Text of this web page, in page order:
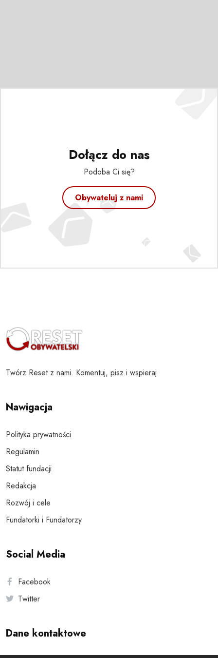
Dołącz do nas
Podoba Ci się?
Obywateluj z nami
Twórz Reset z nami. Komentuj, pisz i wspieraj
Nawigacja
Polityka prywatności
Regulamin
Statut fundacji
Redakcja
Rozwój i cele
Fundatorki i Fundatorzy
Social Media
Facebook
Twitter
Dane kontaktowe